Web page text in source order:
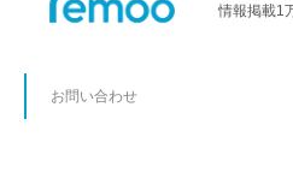
情報掲載1
お問い合わせ